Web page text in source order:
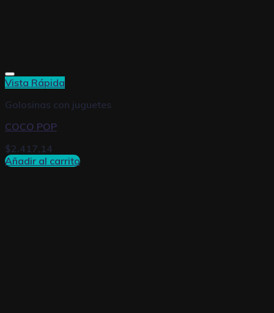
Vista Rápida
Golosinas con juguetes
COCO POP
$2.417,14
Añadir al carrito